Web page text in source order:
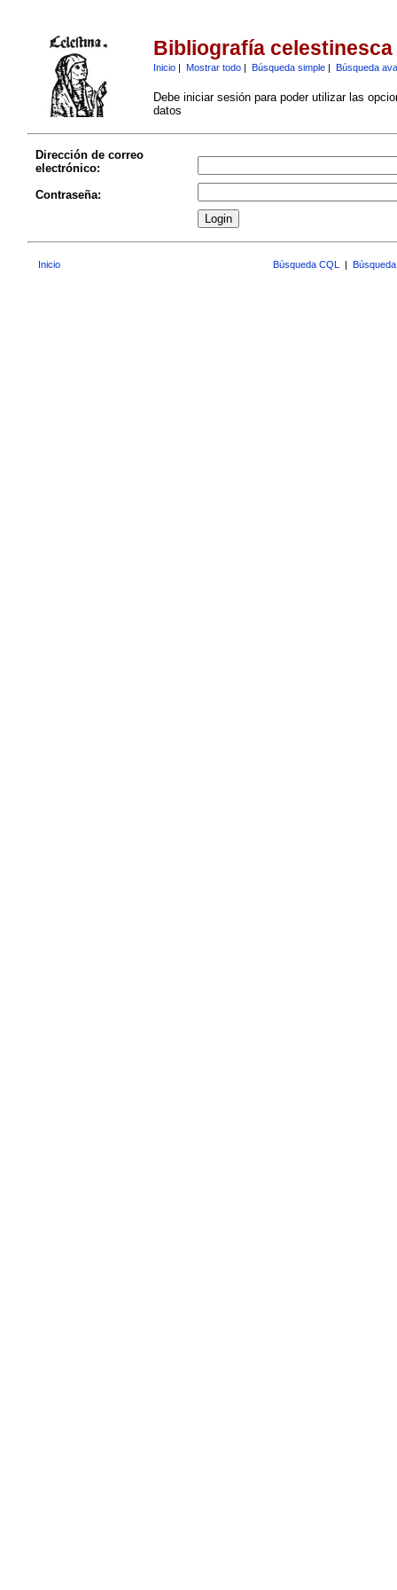
Bibliografía celestinesca
Inicio| Mostrar todo| Búsqueda simple| Búsqueda
Debe iniciar sesión para poder utilizar las
datos
Dirección de correo
electrónico:
Contraseña:
Inicio Búsqueda CQL |